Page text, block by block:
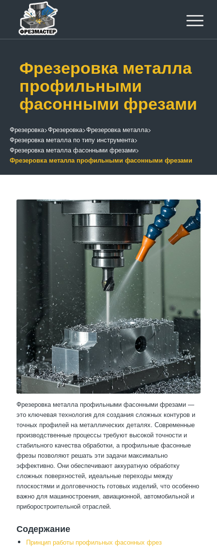
Фрезеровка металла
профильными
фасонными фрезами
Фрезеровка>Фрезеровка>Фрезеровка металла>
Фрезеровка металла по типу инструмента>
Фрезеровка металла фасонными фрезами>
Фрезеровка металла профильными фасонными фрезами
Фрезеровка металла профильными фасонными фрезами —
это ключевая технология для создания сложных контуров и
точных профилей на металлических деталях. Современные
производственные процессы требуют высокой точности и
стабильного качества обработки, а профильные фасонные
фрезы позволяют решать эти задачи максимально
эффективно. Они обеспечивают аккуратную обработку
сложных поверхностей, идеальные переходы между
плоскостями и долговечность готовых изделий, что особенно
важно для машиностроения, авиационной, автомобильной и
приборостроительной отраслей.
Содержание
Принцип работы профильных фасонных фрез